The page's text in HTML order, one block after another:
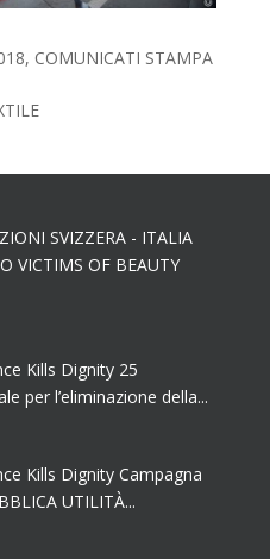
, COMUNICATI STAMPA
SVIZZERA - ITALIA
VICTIMS OF BEAUTY
Kills Dignity 25
per l’eliminazione della...
Kills Dignity Campagna
UTILITÀ...